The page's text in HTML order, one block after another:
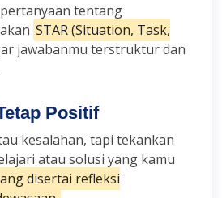
tentang
STAR (Situation, Task,
jawabanmu terstruktur dan
Positif
kesalahan, tapi tekankan
atau solusi yang kamu
disertai refleksi